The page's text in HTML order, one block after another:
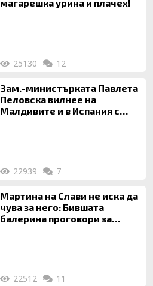
магарешка урина и плачех!
25130 12
Зам.-министърката Павлета
Пеловска вилнее на
Малдивите и в Испания с
22939 7
Мартина на Слави не иска да
чува за него: Бившата
балерина проговори за
22512 11